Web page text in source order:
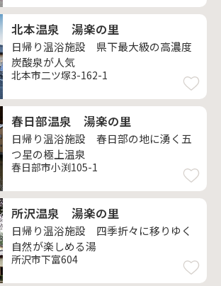
北本温泉 湯楽の里
日帰り温浴施設 県下最大級の高濃度
炭酸泉が人気
北本市二ツ塚3-162-1
春日部温泉 湯楽の里
日帰り温浴施設 春日部の地に湧く五
つ星の極上温泉
春日部市小渕105-1
所沢温泉 湯楽の里
日帰り温浴施設 四季折々に移りゆく
自然が楽しめる湯
所沢市下富604